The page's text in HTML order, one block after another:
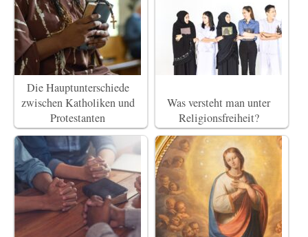
Die Hauptunterschiede
zwischen Katholiken und
Protestanten
Was versteht man unter
Religionsfreiheit?